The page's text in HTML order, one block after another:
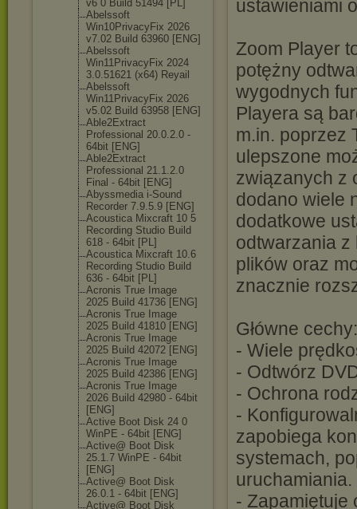
v6 0 Build 51494 [PL]
Abelssoft
Win10PrivacyFix 2026
v7.02 Build 63960 [ENG]
Abelssoft
Win11PrivacyFix 2024
3.0.51621 (x64) Reyail
Abelssoft
Win11PrivacyFix 2026
v5.02 Build 63958 [ENG]
Able2Extract
Professional 20.0.2.0 -
64bit [ENG]
Able2Extract
Professional 21.1.2.0
Final - 64bit [ENG]
Abyssmedia i-Sound
Recorder 7.9.5.9 [ENG]
Acoustica Mixcraft 10 5
Recording Studio Build
618 - 64bit [PL]
Acoustica Mixcraft 10.6
Recording Studio Build
636 - 64bit [PL]
Acronis True Image
2025 Build 41736 [ENG]
Acronis True Image
2025 Build 41810 [ENG]
Acronis True Image
2025 Build 42072 [ENG]
Acronis True Image
2025 Build 42386 [ENG]
Acronis True Image
2026 Build 42980 - 64bit
[ENG]
Active Boot Disk 24 0
WinPE - 64bit [ENG]
Active@ Boot Disk
25.1.7 WinPE - 64bit
[ENG]
Active@ Boot Disk
26.0.1 - 64bit [ENG]
Active@ Boot Disk
ustawieniami
Zoom Player
potężny
wygodnych
Playera są
m.in. poprzez
ulepszone
związanych z
dodano wiele
dodatkowe
odtwarzania z
plików oraz
znacznie
Główne cechy:
- Wiele
- Odtwórz
- Ochrona
-
zapobiega
systemach,
uruchamiania.
- Zapamiętuje